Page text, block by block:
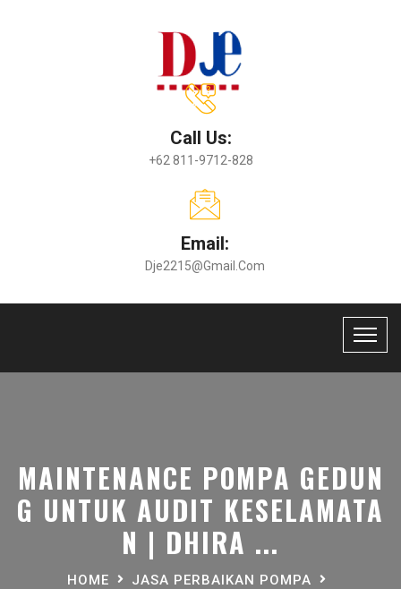
Call Us:
+62 811-9712-828
Email:
Dje2215@gmail.com
MAINTENANCE POMPA GEDUN
G UNTUK AUDIT KESELAMATA
N | DHIRA ...
HOME
JASA PERBAIKAN POMPA